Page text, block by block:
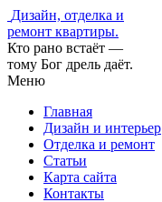
Дизайн, отделка и
ремонт квартиры.
Кто рано встаёт —
тому Бог дрель даёт.
Меню
Главная
Дизайн и интерьер
Отделка и ремонт
Статьи
Карта сайта
Контакты